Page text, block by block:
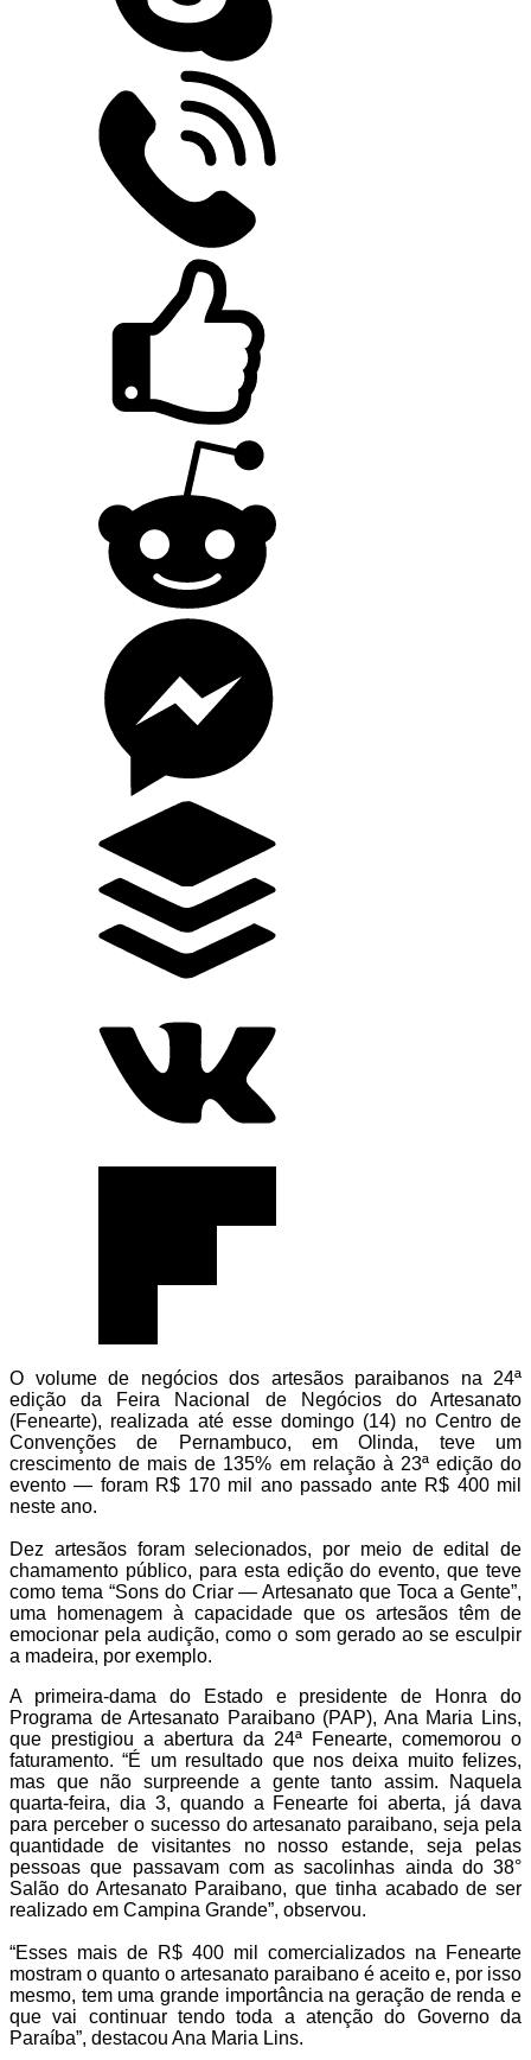
O volume de negócios dos artesãos paraibanos na 24ª
edição da Feira Nacional de Negócios do Artesanato
(Fenearte), realizada até esse domingo (14) no Centro de
Convenções de Pernambuco, em Olinda, teve um
crescimento de mais de 135% em relação à 23ª edição do
evento — foram R$ 170 mil ano passado ante R$ 400 mil
neste ano.
Dez artesãos foram selecionados, por meio de edital de
chamamento público, para esta edição do evento, que teve
como tema “Sons do Criar — Artesanato que Toca a Gente”,
uma homenagem à capacidade que os artesãos têm de
emocionar pela audição, como o som gerado ao se esculpir
a madeira, por exemplo.
A primeira-dama do Estado e presidente de Honra do
Programa de Artesanato Paraibano (PAP), Ana Maria Lins,
que prestigiou a abertura da 24ª Fenearte, comemorou o
faturamento. “É um resultado que nos deixa muito felizes,
mas que não surpreende a gente tanto assim. Naquela
quarta-feira, dia 3, quando a Fenearte foi aberta, já dava
para perceber o sucesso do artesanato paraibano, seja pela
quantidade de visitantes no nosso estande, seja pelas
pessoas que passavam com as sacolinhas ainda do 38°
Salão do Artesanato Paraibano, que tinha acabado de ser
realizado em Campina Grande”, observou.
“Esses mais de R$ 400 mil comercializados na Fenearte
mostram o quanto o artesanato paraibano é aceito e, por isso
mesmo, tem uma grande importância na geração de renda e
que vai continuar tendo toda a atenção do Governo da
Paraíba”, destacou Ana Maria Lins.